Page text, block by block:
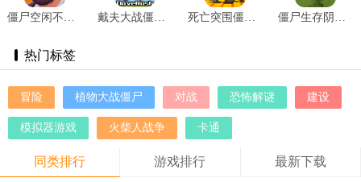
僵尸空闲不死生物大亨 v0.3 戴夫大战僵尸m木糖m版 v1.05 死亡突围僵尸战争中文版 v3.9.6 僵尸生存阴影 v0.14.139
热门标签
冒险 植物大战僵尸 对战 恐怖解谜 建设
模拟器游戏 火柴人战争 卡通
同类排行 游戏排行 最新下载